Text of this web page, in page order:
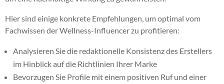
Hier sind einige konkrete Empfehlungen, um optimal vom
Fachwissen der Wellness-Influencer zu profitieren:
Analysieren Sie die redaktionelle Konsistenz des Erstellers
im Hinblick auf die Richtlinien Ihrer Marke
Bevorzugen Sie Profile mit einem positiven Ruf und einer